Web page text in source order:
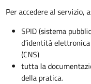
Per accedere al servizio,
SPID (sistema
d’identità
(CNS)
tutta la
della pratica.